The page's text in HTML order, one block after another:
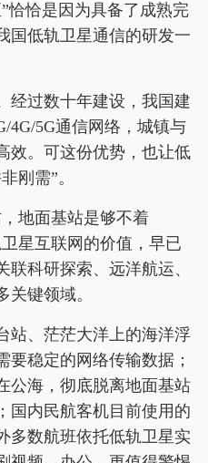
恰恰是因为具备了成熟完
国低轨卫星通信的研发一
经过数十年建设，我国建
4G/5G通信网络，城镇与
效。可这份优势，也让低
刚需”。
地面基站是够不着
星互联网的价值，早已
科研探索、远洋航运、
键领域。
站、茫茫大洋上的海洋浮
稳定的网络传输数据；
公海，彻底脱离地面基站
国内民航客机目前使用的
多数航班依托低轨卫星实